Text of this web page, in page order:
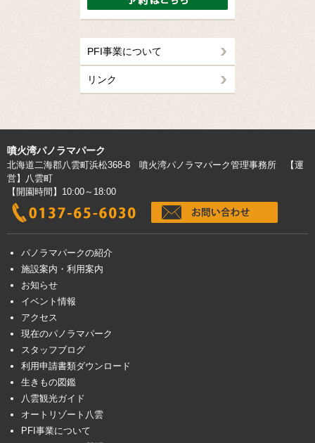
PFI事業について
リンク
噴火湾パノラマパーク
北海道二海郡八雲町浜松368-8 噴火湾パノラマパーク管理事務所 【運
営】八雲町
【開園時間】10:00～18:00
パノラマパークの紹介
施設案内・利用案内
お知らせ
イベント情報
アクセス
現在のパノラマパーク
スタッフブログ
利用申請書類ダウンロード
生きもの図鑑
八雲観光ガイド
オートリゾート八雲
PFI事業について